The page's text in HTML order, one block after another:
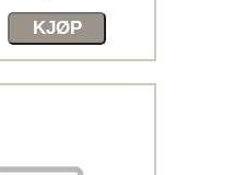
KJØP